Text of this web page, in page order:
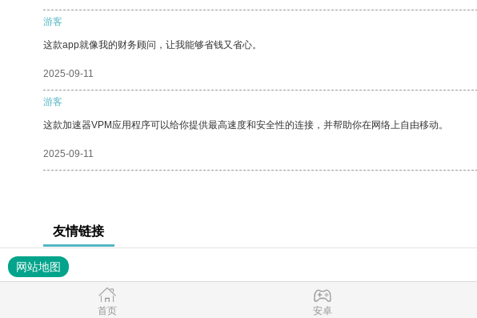
游客
这款app就像我的财务顾问，让我能够省钱又省心。
2025-09-11
游客
这款加速器VPM应用程序可以给你提供最高速度和安全性的连接，并帮助你在网络上自由移动。
2025-09-11
友情链接
网站地图
首页 安卓